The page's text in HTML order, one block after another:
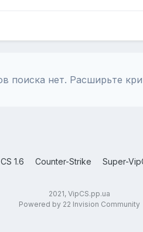
поиска нет. Расширьте
1.6 Counter-Strike Super-
2021, VipCS.pp.ua
Powered by 22 Invision Community